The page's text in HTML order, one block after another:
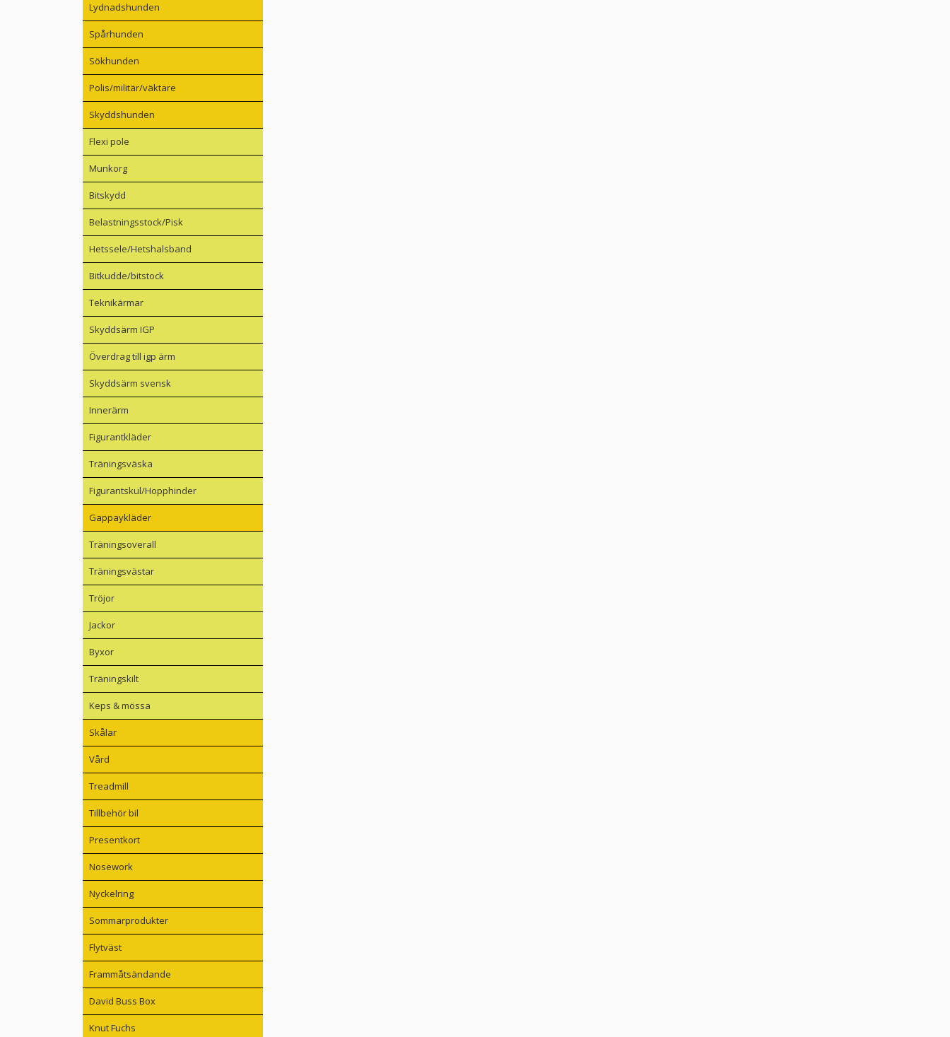
Lydnadshunden
Spårhunden
Sökhunden
Polis/militär/väktare
Skyddshunden
Flexi pole
Munkorg
Bitskydd
Belastningsstock/Pisk
Hetssele/Hetshalsband
Bitkudde/bitstock
Teknikärmar
Skyddsärm IGP
Överdrag till igp ärm
Skyddsärm svensk
Innerärm
Figurantkläder
Träningsväska
Figurantskul/Hopphinder
Gappaykläder
Träningsoverall
Träningsvästar
Tröjor
Jackor
Byxor
Träningskilt
Keps & mössa
Skålar
Vård
Treadmill
Tillbehör bil
Presentkort
Nosework
Nyckelring
Sommarprodukter
Flytväst
Frammåtsändande
David Buss Box
Knut Fuchs